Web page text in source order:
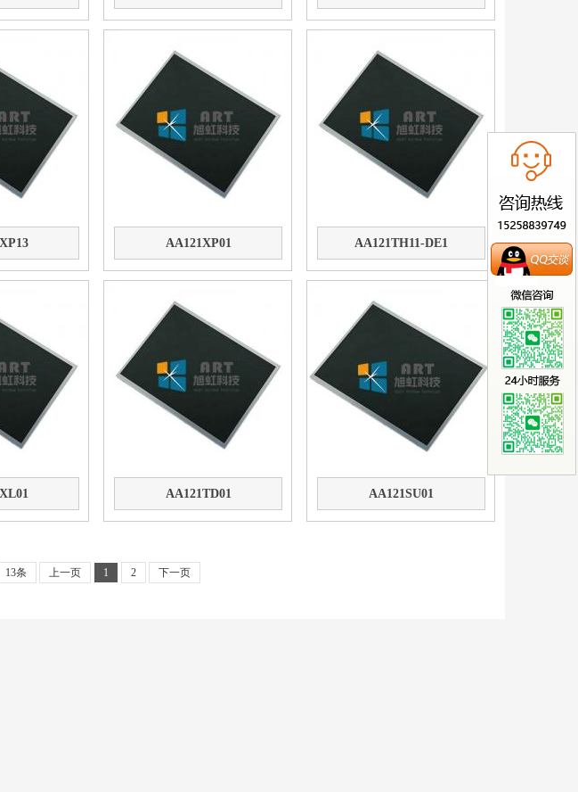
AA121XP01 AA121TH11-DE1
AA121TD01 AA121SU01
13条 上一页 1 2 下一页